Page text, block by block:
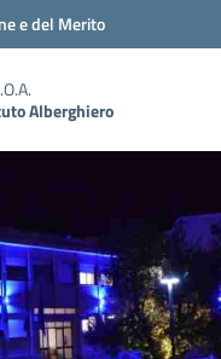
e del Merito
Alberghiero